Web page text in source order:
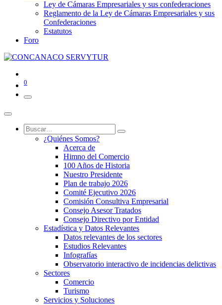
Ley de Cámaras Empresariales y sus confederaciones
Reglamento de la Ley de Cámaras Empresariales y sus
Confederaciones
Estatutos
Foro
0
¿Quiénes Somos?
Acerca de
Himno del Comercio
100 Años de Historia
Nuestro Presidente
Plan de trabajo 2026
Comité Ejecutivo 2026
Comisión Consultiva Empresarial
Consejo Asesor Tratados
Consejo Directivo por Entidad
Estadística y Datos Relevantes
Datos relevantes de los sectores
Estudios Relevantes
Infografías
Observatorio interactivo de incidencias delictivas
Sectores
Comercio
Turismo
Servicios y Soluciones